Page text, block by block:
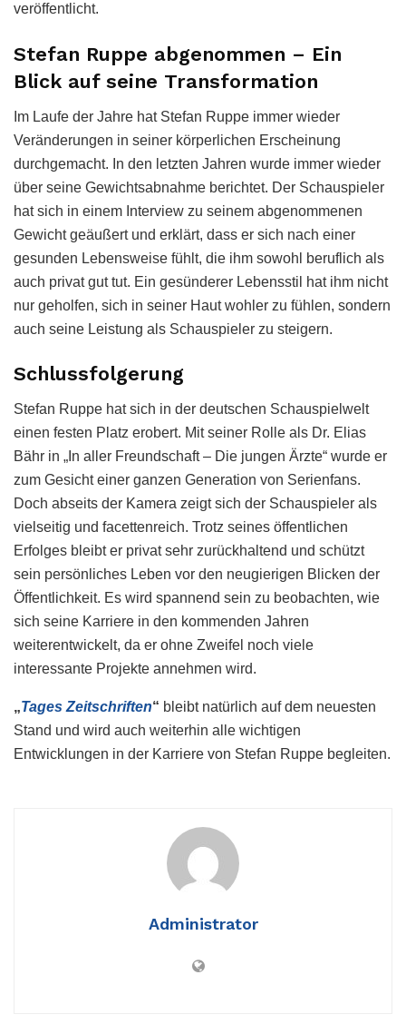
veröffentlicht.
Stefan Ruppe abgenommen – Ein
Blick auf seine Transformation
Im Laufe der Jahre hat Stefan Ruppe immer wieder
Veränderungen in seiner körperlichen Erscheinung
durchgemacht. In den letzten Jahren wurde immer wieder
über seine Gewichtsabnahme berichtet. Der Schauspieler
hat sich in einem Interview zu seinem abgenommenen
Gewicht geäußert und erklärt, dass er sich nach einer
gesunden Lebensweise fühlt, die ihm sowohl beruflich als
auch privat gut tut. Ein gesünderer Lebensstil hat ihm nicht
nur geholfen, sich in seiner Haut wohler zu fühlen, sondern
auch seine Leistung als Schauspieler zu steigern.
Schlussfolgerung
Stefan Ruppe hat sich in der deutschen Schauspielwelt
einen festen Platz erobert. Mit seiner Rolle als Dr. Elias
Bähr in „In aller Freundschaft – Die jungen Ärzte“ wurde er
zum Gesicht einer ganzen Generation von Serienfans.
Doch abseits der Kamera zeigt sich der Schauspieler als
vielseitig und facettenreich. Trotz seines öffentlichen
Erfolges bleibt er privat sehr zurückhaltend und schützt
sein persönliches Leben vor den neugierigen Blicken der
Öffentlichkeit. Es wird spannend sein zu beobachten, wie
sich seine Karriere in den kommenden Jahren
weiterentwickelt, da er ohne Zweifel noch viele
interessante Projekte annehmen wird.
„Tages Zeitschriften“ bleibt natürlich auf dem neuesten
Stand und wird auch weiterhin alle wichtigen
Entwicklungen in der Karriere von Stefan Ruppe begleiten.
Administrator